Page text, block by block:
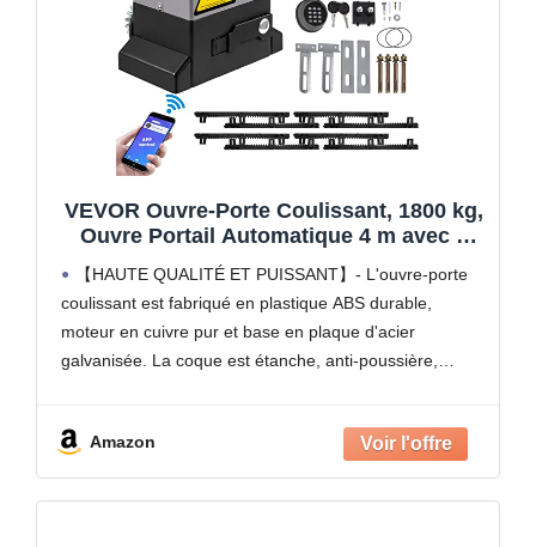
VEVOR Ouvre-Porte Coulissant, 1800 kg,
Ouvre Portail Automatique 4 m avec 4
Télécommandes et Contrôle APP, Moteur
de Portail Électrique pour Allée Roulante,
Kit Système Sécurité Opérateur de
Portail
【HAUTE QUALITÉ ET PUISSANT】- L'ouvre-porte
coulissant est fabriqué en plastique ABS durable,
moteur en cuivre pur et base en plaque d'acier
galvanisée. La coque est étanche, anti-poussière,
Amazon